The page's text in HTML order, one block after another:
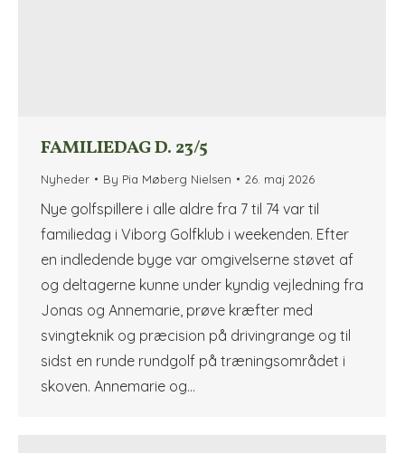
FAMILIEDAG D. 23/5
Nyheder By Pia Møberg Nielsen 26. maj 2026
Nye golfspillere i alle aldre fra 7 til 74 var til
familiedag i Viborg Golfklub i weekenden. Efter
en indledende byge var omgivelserne støvet af
og deltagerne kunne under kyndig vejledning fra
Jonas og Annemarie, prøve kræfter med
svingteknik og præcision på drivingrange og til
sidst en runde rundgolf på træningsområdet i
skoven. Annemarie og…